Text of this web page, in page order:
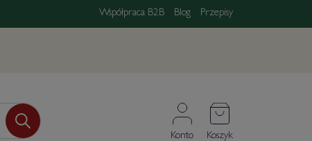
Współpraca B2B Blog Przepisy
Konto Koszyk